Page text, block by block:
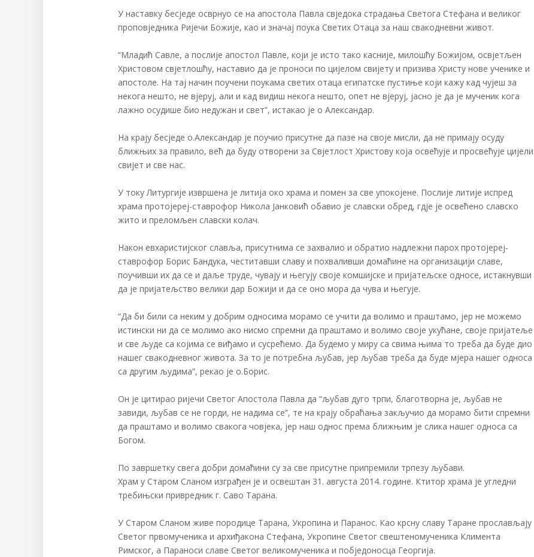
У наставку бесједе осврнуо се на апостола Павла свједока страдања Светога Стефана и великог
проповједника Ријечи Божије, као и значај поука Светих Отаца за наш свакодневни живот.
“Младић Савле, а послије апостол Павле, који је исто тако касније, милошћу Божијом, освјетљен
Христовом свјетлошћу, наставио да је проноси по цијелом свијету и призива Христу нове ученике и
апостоле. На тај начин поучени поукама светих отаца египатске пустиње који кажу кад чујеш за
некога нешто, не вјеруј, али и кад видиш некога нешто, опет не вјеруј, јасно је да је мученик кога
лажно осудише био недужан и свет”, истакао је о Александар.
На крају бесједе о.Александар је поучио присутне да пазе на своје мисли, да не примају осуду
ближњих за правило, већ да буду отворени за Свјетлост Христову која освећује и просвећује цијели
свијет и све нас.
У току Литургије извршена је литија око храма и помен за све упокојене. Послије литије испред
храма протојереј-ставрофор Никола Јанковић обавио је славски обред, гдје је освећено славско
жито и преломљен славски колач.
Након евхаристијског славља, присутнима се захвалио и обратио надлежни парох протојереј-
ставрофор Борис Бандука, честитавши славу и похваливши домаћине на организацији славе,
поучивши их да се и даље труде, чувају и његују своје комшијске и пријатељске односе, истакнувши
да је пријатељство велики дар Божији и да се оно мора да чува и његује.
“Да би били са неким у добрим односима морамо се учити да волимо и праштамо, јер не можемо
истински ни да се молимо ако нисмо спремни да праштамо и волимо своје укућане, своје пријатеље
и све људе са којима се виђамо и сусрећемо. Да будемо у миру са свима њима то треба да буде дио
нашег свакодневног живота. За то је потребна љубав, јер љубав треба да буде мјера нашег односа
са другим људима”, рекао је о.Борис.
Он је цитирао ријечи Светог Апостола Павла да “љубав дуго трпи, благотворна је, љубав не
завиди, љубав се не горди, не надима се”, те на крају обраћања закључио да морамо бити спремни
да праштамо и волимо свакога човјека, јер наш однос према ближњим је слика нашег односа са
Богом.
По завршетку свега добри домаћини су за све присутне припремили трпезу љубави.
Храм у Старом Сланом изграђен је и освештан 31. августа 2014. године. Ктитор храма је угледни
требињски привредник г. Саво Тарана.
У Старом Сланом живе породице Тарана, Укропина и Паранос. Као крсну славу Таране прослављају
Светог првомученика и архиђакона Стефана, Укропине Светог свештеномученика Климента
Римског, а Параноси славе Светог великомученика и побједоносца Георгија.